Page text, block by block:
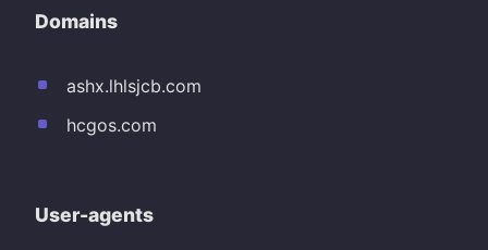
Domains
ashx.lhlsjcb.com
hcgos.com
User-agents